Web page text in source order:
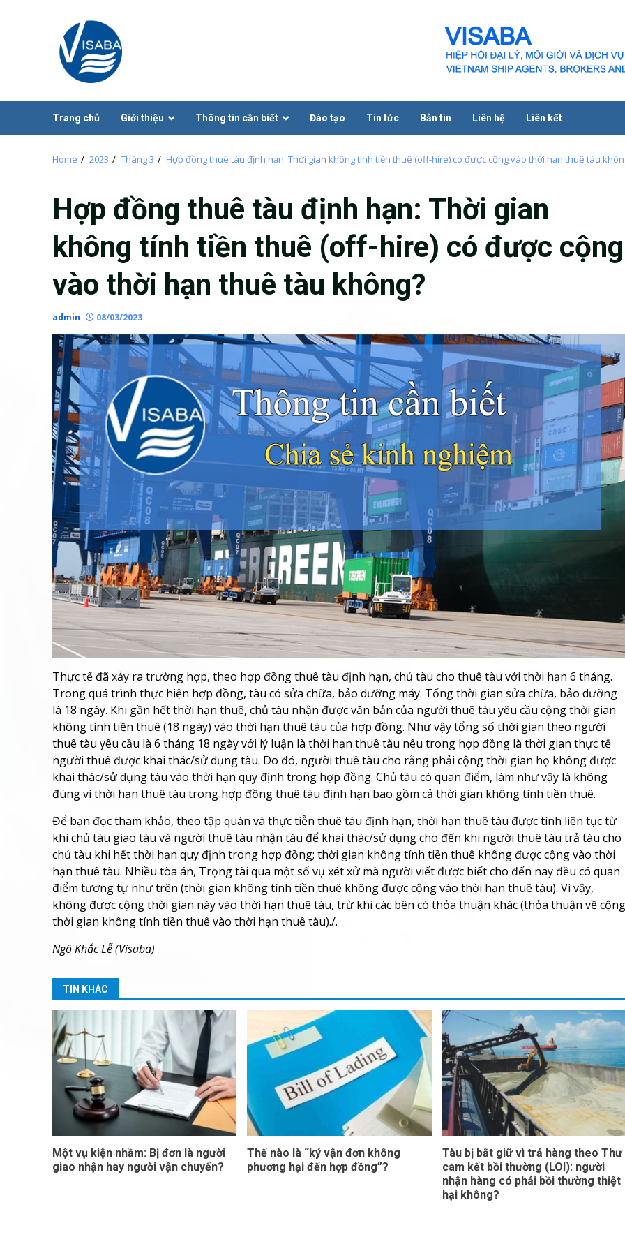
Trang chủ Giới thiệu Thông tin cần biết Đào tạo Tin tức Bản tin Liên hệ Liên kết
Home 2023 Tháng 3 Hợp đồng thuê tàu định hạn: Thời gian không tính tiền thuê (off-hire) có được cộng vào thời hạn thuê tàu
Hợp đồng thuê tàu định hạn: Thời gian
không tính tiền thuê (off-hire) có được cộng
vào thời hạn thuê tàu không?
admin 08/03/2023
Thực tế đã xảy ra trường hợp, theo hợp đồng thuê tàu định hạn, chủ tàu cho thuê tàu với thời hạn 6 tháng.
Trong quá trình thực hiện hợp đồng, tàu có sửa chữa, bảo dưỡng máy. Tổng thời gian sửa chữa, bảo dưỡng
là 18 ngày. Khi gần hết thời hạn thuê, chủ tàu nhận được văn bản của người thuê tàu yêu cầu cộng thời gian
không tính tiền thuê (18 ngày) vào thời hạn thuê tàu của hợp đồng. Như vậy tổng số thời gian theo người
thuê tàu yêu cầu là 6 tháng 18 ngày với lý luận là thời hạn thuê tàu nêu trong hợp đồng là thời gian thực tế
người thuê được khai thác/sử dụng tàu. Do đó, người thuê tàu cho rằng phải cộng thời gian họ không được
khai thác/sử dụng tàu vào thời hạn quy định trong hợp đồng. Chủ tàu có quan điểm, làm như vậy là không
đúng vì thời hạn thuê tàu trong hợp đồng thuê tàu định hạn bao gồm cả thời gian không tính tiền thuê.
Để bạn đọc tham khảo, theo tập quán và thực tiễn thuê tàu định hạn, thời hạn thuê tàu được tính liên tục từ
khi chủ tàu giao tàu và người thuê tàu nhận tàu để khai thác/sử dụng cho đến khi người thuê tàu trả tàu cho
chủ tàu khi hết thời hạn quy định trong hợp đồng; thời gian không tính tiền thuê không được cộng vào thời
hạn thuê tàu. Nhiều tòa án, Trọng tài qua một số vụ xét xử mà người viết được biết cho đến nay đều có quan
điểm tương tự như trên (thời gian không tính tiền thuê không được cộng vào thời hạn thuê tàu). Vì vậy,
không được cộng thời gian này vào thời hạn thuê tàu, trừ khi các bên có thỏa thuận khác (thỏa thuận về cộng
thời gian không tính tiền thuê vào thời hạn thuê tàu)./.
Ngô Khắc Lễ (Visaba)
TIN KHÁC
Một vụ kiện nhầm: Bị đơn là người
giao nhận hay người vận chuyển?
Thế nào là “ký vận đơn không
phương hại đến hợp đồng”?
Tàu bị bắt giữ vì trả hàng theo Thư
cam kết bồi thường (LOI): người
nhận hàng có phải bồi thường thiệt
hại không?